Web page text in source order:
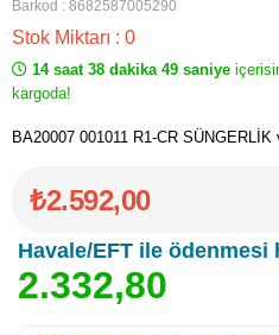
Barkod : 8682587005290
Stok Miktarı : 0
14 saat 38 dakika 49 saniye
kargoda!
BA20007 001011 R1-CR
₺2.592,00
Havale/EFT ile ödenmesi
2.332,80